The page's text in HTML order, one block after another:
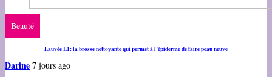
Beauté
Lauvée L1: la brosse nettoyante qui permet à l’épiderme de faire peau neuve
Darine 7 jours ago